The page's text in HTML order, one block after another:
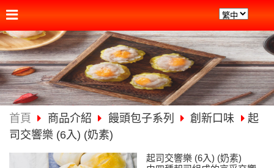
首頁 商品介紹 饅頭包子系列 創新口味
起
司交響樂 (6入) (奶素)
起司交響樂 (6入) (奶素)